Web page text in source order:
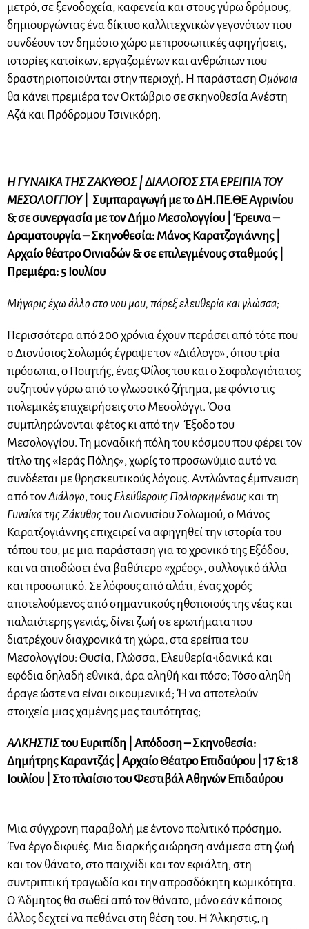
μετρό, σε ξενοδοχεία, καφενεία και στους γύρω δρόμους,
δημιουργώντας ένα δίκτυο καλλιτεχνικών γεγονότων που
συνδέουν τον δημόσιο χώρο με προσωπικές αφηγήσεις,
ιστορίες κατοίκων, εργαζομένων και ανθρώπων που
δραστηριοποιούνται στην περιοχή. Η παράσταση Ομόνοια
θα κάνει πρεμιέρα τον Οκτώβριο σε σκηνοθεσία Ανέστη
Αζά και Πρόδρομου Τσινικόρη.
Η ΓΥΝΑΙΚΑ ΤΗΣ ΖΑΚΥΘΟΣ | ΔΙΑΛΟΓΟΣ ΣΤΑ ΕΡΕΙΠΙΑ ΤΟΥ
ΜΕΣΟΛΟΓΓΙΟΥ| Συμπαραγωγή με το ΔΗ.ΠΕ.ΘΕ Αγρινίου
& σε συνεργασία με τον Δήμο Μεσολογγίου | Έρευνα –
Δραματουργία – Σκηνοθεσία: Μάνος Καρατζογιάννης |
Αρχαίο θέατρο Οινιαδών & σε επιλεγμένους σταθμούς |
Πρεμιέρα: 5 Ιουλίου
Μήγαρις έχω άλλο στο νου μου, πάρεξ ελευθερία και γλώσσα;
Περισσότερα από 200 χρόνια έχουν περάσει από τότε που
ο Διονύσιος Σολωμός έγραψε τον «Διάλογο», όπου τρία
πρόσωπα, ο Ποιητής, ένας Φίλος του και ο Σοφολογιότατος
συζητούν γύρω από το γλωσσικό ζήτημα, με φόντο τις
πολεμικές επιχειρήσεις στο Μεσολόγγι. Όσα
συμπληρώνονται φέτος κι από την Έξοδο του
Μεσολογγίου. Τη μοναδική πόλη του κόσμου που φέρει τον
τίτλο της «Ιεράς Πόλης», χωρίς το προσωνύμιο αυτό να
συνδέεται με θρησκευτικούς λόγους. Αντλώντας έμπνευση
από τονΔιάλογο, τους Ελεύθερους Πολιορκημένους και τη
Γυναίκα της Ζάκυθοςτου Διονυσίου Σολωμού, ο Μάνος
Καρατζογιάννης επιχειρεί να αφηγηθεί την ιστορία του
τόπου του, με μια παράσταση για το χρονικό της Εξόδου,
και να αποδώσει ένα βαθύτερο «χρέος», συλλογικό άλλα
και προσωπικό. Σε λόφους από αλάτι, ένας χορός
αποτελούμενος από σημαντικούς ηθοποιούς της νέας και
παλαιότερης γενιάς, δίνει ζωή σε ερωτήματα που
διατρέχουν διαχρονικά τη χώρα, στα ερείπια του
Μεσολογγίου: Θυσία, Γλώσσα, Ελευθερία·ιδανικά και
εφόδια δηλαδή εθνικά, άρα αληθή και πόσο; Τόσο αληθή
άραγε ώστε να είναι οικουμενικά; Ή να αποτελούν
στοιχεία μιας χαμένης μας ταυτότητας;
ΑΛΚΗΣΤΙΣτου Ευριπίδη | Απόδοση – Σκηνοθεσία:
Δημήτρης Καραντζάς | Αρχαίο Θέατρο Επιδαύρου | 17 & 18
Ιουλίου | Στο πλαίσιο του Φεστιβάλ Αθηνών Επιδαύρου
Μια σύγχρονη παραβολή με έντονο πολιτικό πρόσημο.
Ένα έργο διφυές. Μια διαρκής αιώρηση ανάμεσα στη ζωή
και τον θάνατο, στο παιχνίδι και τον εφιάλτη, στη
συντριπτική τραγωδία και την απροσδόκητη κωμικότητα.
Ο Άδμητος θα σωθεί από τον θάνατο, μόνο εάν κάποιος
άλλος δεχτεί να πεθάνει στη θέση του. Η Άλκηστις, η